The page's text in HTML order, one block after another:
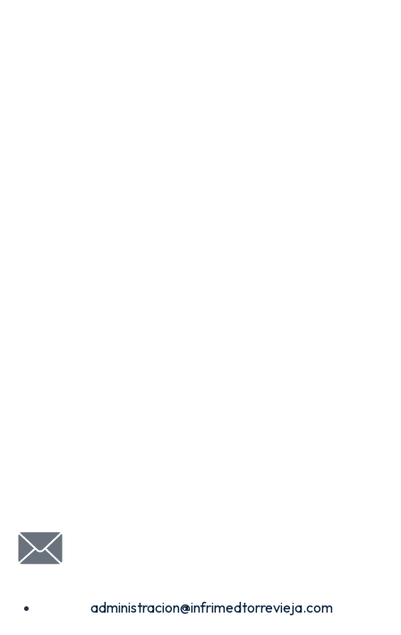
administracion@infrimedtorrevieja.com